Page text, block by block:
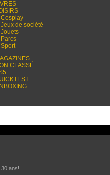
Cosplay
Jeux de société
Jouets
Parcs
Sport
CLASSÉ
ans!